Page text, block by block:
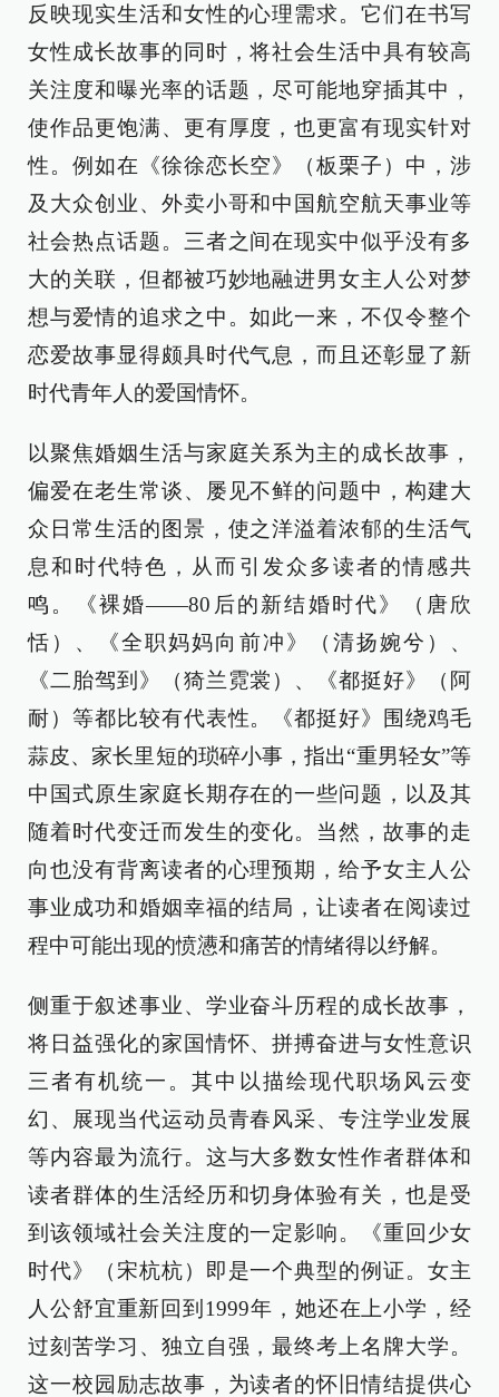
反映现实生活和女性的心理需求。它们在书写
女性成长故事的同时，将社会生活中具有较高
关注度和曝光率的话题，尽可能地穿插其中，
使作品更饱满、更有厚度，也更富有现实针对
性。例如在《徐徐恋长空》（板栗子）中，涉
及大众创业、外卖小哥和中国航空航天事业等
社会热点话题。三者之间在现实中似乎没有多
大的关联，但都被巧妙地融进男女主人公对梦
想与爱情的追求之中。如此一来，不仅令整个
恋爱故事显得颇具时代气息，而且还彰显了新
时代青年人的爱国情怀。
以聚焦婚姻生活与家庭关系为主的成长故事，
偏爱在老生常谈、屡见不鲜的问题中，构建大
众日常生活的图景，使之洋溢着浓郁的生活气
息和时代特色，从而引发众多读者的情感共
鸣。《裸婚——80后的新结婚时代》（唐欣
恬）、《全职妈妈向前冲》（清扬婉兮）、
《二胎驾到》（猗兰霓裳）、《都挺好》（阿
耐）等都比较有代表性。《都挺好》围绕鸡毛
蒜皮、家长里短的琐碎小事，指出“重男轻女”等
中国式原生家庭长期存在的一些问题，以及其
随着时代变迁而发生的变化。当然，故事的走
向也没有背离读者的心理预期，给予女主人公
事业成功和婚姻幸福的结局，让读者在阅读过
程中可能出现的愤懑和痛苦的情绪得以纾解。
侧重于叙述事业、学业奋斗历程的成长故事，
将日益强化的家国情怀、拼搏奋进与女性意识
三者有机统一。其中以描绘现代职场风云变
幻、展现当代运动员青春风采、专注学业发展
等内容最为流行。这与大多数女性作者群体和
读者群体的生活经历和切身体验有关，也是受
到该领域社会关注度的一定影响。《重回少女
时代》（宋杭杭）即是一个典型的例证。女主
人公舒宜重新回到1999年，她还在上小学，经
过刻苦学习、独立自强，最终考上名牌大学。
这一校园励志故事，为读者的怀旧情结提供心